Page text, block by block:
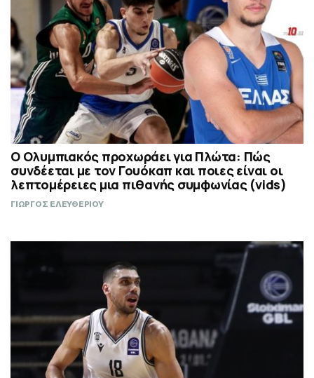
Ο Ολυμπιακός προχωράει για Πλώτα: Πώς
συνδέεται με τον Γουόκαπ και ποιες είναι οι
λεπτομέρειες μια πιθανής συμφωνίας (vids)
ΓΙΩΡΓΟΣ ΕΛΕΥΘΕΡΙΟΥ